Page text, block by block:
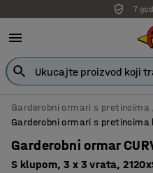
7
Garderobni ormari s pretincima
Garderobni ormari s pretincima
Garderobni ormar
S klupom, 3 x 3 vrata,